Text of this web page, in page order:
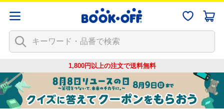
1,800円以上の注文で送料無料